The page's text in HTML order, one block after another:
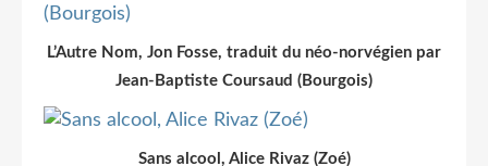
L’Autre Nom, Jon Fosse, traduit du néo-norvégien par
Jean-Baptiste Coursaud (Bourgois)
Sans alcool, Alice Rivaz (Zoé)